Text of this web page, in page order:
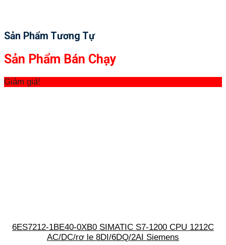
Sản Phẩm Tương Tự
Sản Phẩm Bán Chạy
Giảm giá!
6ES7212-1BE40-0XB0 SIMATIC S7-1200 CPU 1212C
AC/DC/rơ le 8DI/6DQ/2AI Siemens